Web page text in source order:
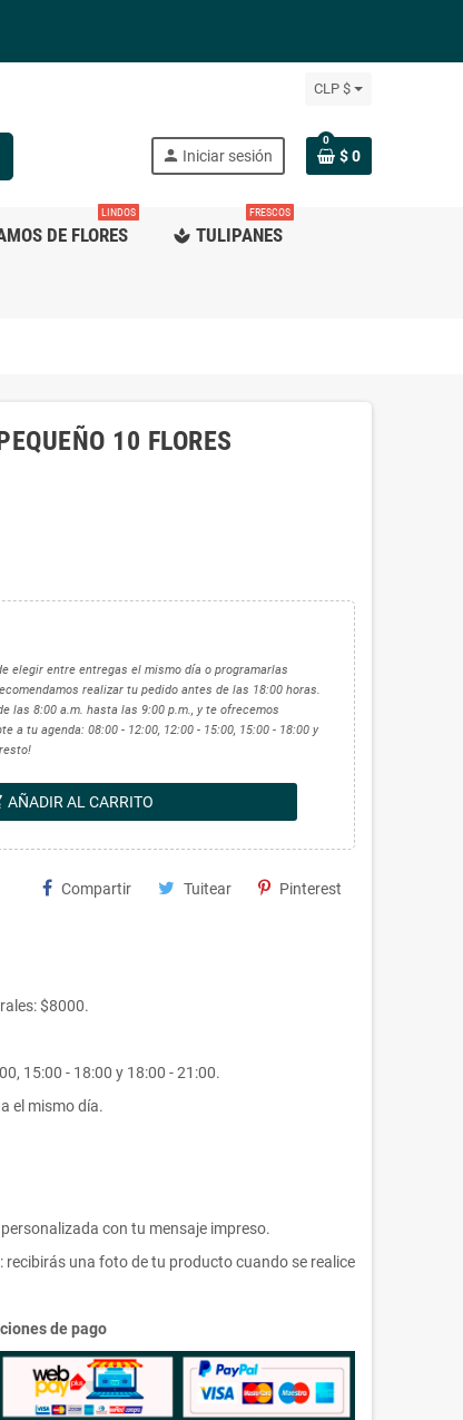
CLP $
person Iniciar sesión
0
$ 0
DE FLORES
LINDOS
spa TULIPANES
FRESCOS
10 FLORES
elegir entre entregas el mismo día o programarlas
realizar tu pedido antes de las 18:00 horas.
las 8:00 a.m. hasta las 9:00 p.m., y te ofrecemos
tu agenda: 08:00 - 12:00, 12:00 - 15:00, 15:00 - 18:00 y
AÑADIR AL CARRITO
Compartir Tuitear Pinterest
$8000.
15:00 - 18:00 y 18:00 - 21:00.
el mismo día.
con tu mensaje impreso.
una foto de tu producto cuando se realice
de pago